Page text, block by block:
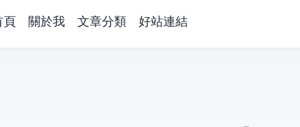
頁 關於我 文章分類 好站連結